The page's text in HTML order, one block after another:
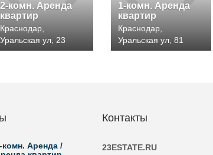
2-комн. Аренда
квартир
Краснодар,
Уральская ул, 23
1-комн. Аренда
квартир
Краснодар,
Уральская ул, 81
комн. Аренда /
Контакты
23ESTATE.RU